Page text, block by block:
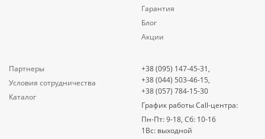
Гарантия
Блог
Акции
Партнеры
Условия сотрудничества
Каталог
+38 (095) 147-45-31,
+38 (044) 503-46-15,
+38 (057) 784-15-30
График работы Call-центра:
Пн-Пт: 9-18, Сб: 10-16
1Вс: выходной